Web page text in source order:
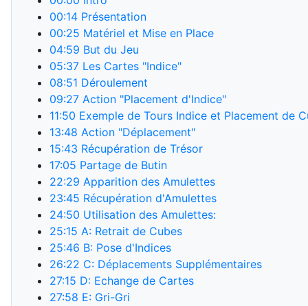
00:14 Présentation
00:25 Matériel et Mise en Place
04:59 But du Jeu
05:37 Les Cartes "Indice"
08:51 Déroulement
09:27 Action "Placement d'Indice"
11:50 Exemple de Tours Indice et Placement de
13:48 Action "Déplacement"
15:43 Récupération de Trésor
17:05 Partage de Butin
22:29 Apparition des Amulettes
23:45 Récupération d'Amulettes
24:50 Utilisation des Amulettes:
25:15 A: Retrait de Cubes
25:46 B: Pose d'Indices
26:22 C: Déplacements Supplémentaires
27:15 D: Echange de Cartes
27:58 E: Gri-Gri